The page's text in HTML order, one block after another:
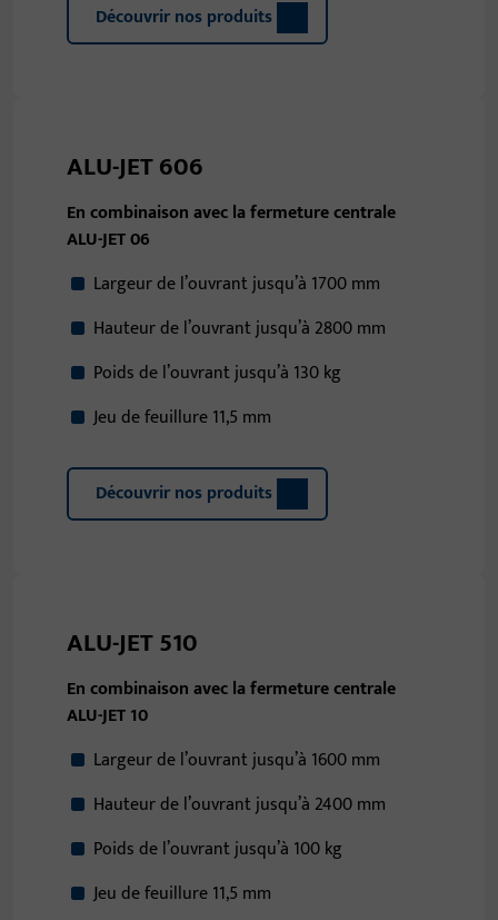
Découvrir nos produits
ALU-JET 606
En combinaison avec la fermeture centrale
ALU-JET 06
Largeur de l’ouvrant jusqu’à 1700 mm
Hauteur de l’ouvrant jusqu’à 2800 mm
Poids de l’ouvrant jusqu’à 130 kg
Jeu de feuillure 11,5 mm
Découvrir nos produits
ALU-JET 510
En combinaison avec la fermeture centrale
ALU-JET 10
Largeur de l’ouvrant jusqu’à 1600 mm
Hauteur de l’ouvrant jusqu’à 2400 mm
Poids de l’ouvrant jusqu’à 100 kg
Jeu de feuillure 11,5 mm